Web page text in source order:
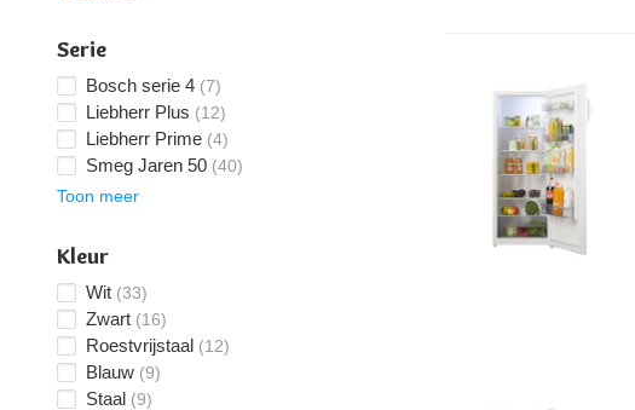
Serie
Bosch serie 4 (7)
Liebherr Plus (12)
Liebherr Prime (4)
Smeg Jaren 50 (40)
Toon meer
Kleur
Wit (33)
Zwart (16)
Roestvrijstaal (12)
Blauw (9)
Staal (9)